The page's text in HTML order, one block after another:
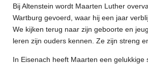
Bij Altenstein wordt Maarten Luther
Wartburg gevoerd, waar hij een jaar
We kijken terug naar zijn geboorte en
leren zijn ouders kennen. Ze zijn streng
In Eisenach heeft Maarten een gelukkige